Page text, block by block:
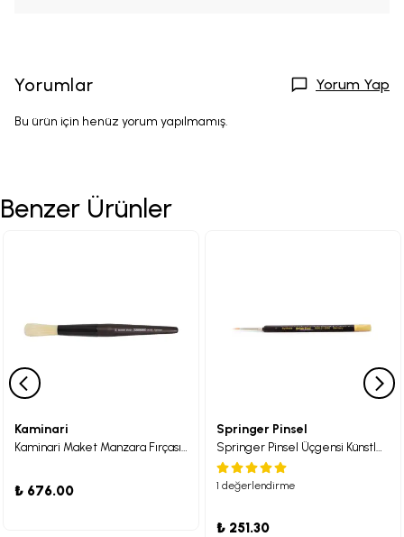
Yorumlar Yorum Yap
Bu ürün için henüz yorum yapılmamış.
Benzer Ürünler
Kaminari
Kaminari Maket Manzara Fırçası Sert
₺ 676.00
Springer Pinsel
Springer Pinsel Üçgensi Künstler-Aquarellpinsel Sentetik Fırça 01
1 değerlendirme
₺ 251.30